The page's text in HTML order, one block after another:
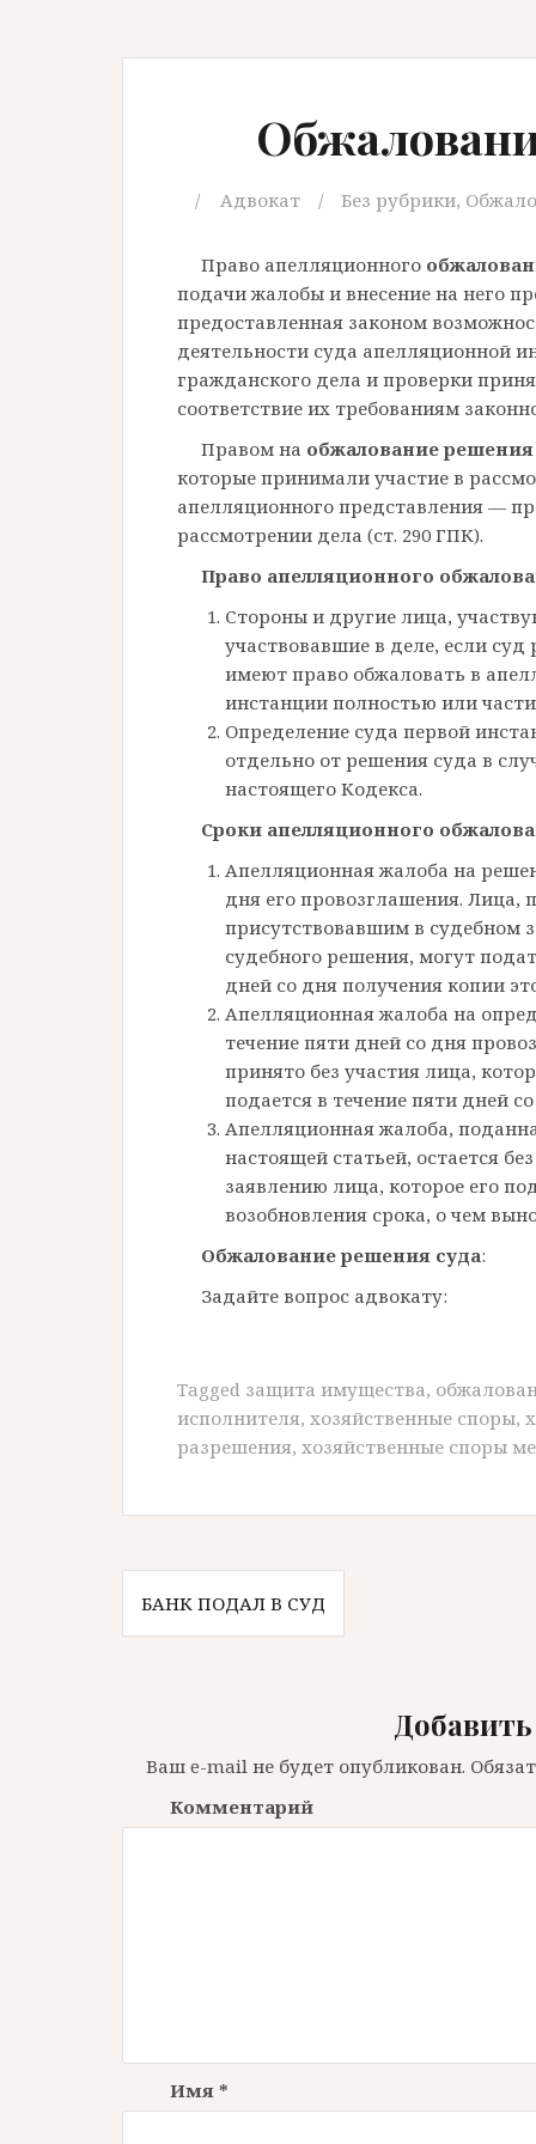
Адвокат Без рубрики,
Право апелляционного
подачи жалобы и внесение на него
предоставленная законом
деятельности суда апелляционной
гражданского дела и проверки
соответствие их требованиям
Правом на обжалование решения
которые принимали участие в
апелляционного представления —
рассмотрении дела (ст. 290 ГПК).
Право апелляционного
Стороны и другие лица,
участвовавшие в деле, если
имеют право обжаловать в
инстанции полностью или
Определение суда первой
отдельно от решения суда в
настоящего Кодекса.
Сроки апелляционного
Апелляционная жалоба на
дня его провозглашения. Лица,
присутствовавшим в судебном
судебного решения, могут
дней со дня получения копии
Апелляционная жалоба на
течение пяти дней со дня
принято без участия лица,
подается в течение пяти дней
Апелляционная жалоба,
настоящей статьей, остается
заявлению лица, которое его
возобновления срока, о чем
Обжалование решения суда
Задайте вопрос адвокату:
Tagged защита имущества,
исполнителя, хозяйственные споры,
разрешения, хозяйственные споры
Н
п
БАНК ПОДАЛ В СУД
Ваш e-mail не будет опубликован.
Комментарий
Имя *